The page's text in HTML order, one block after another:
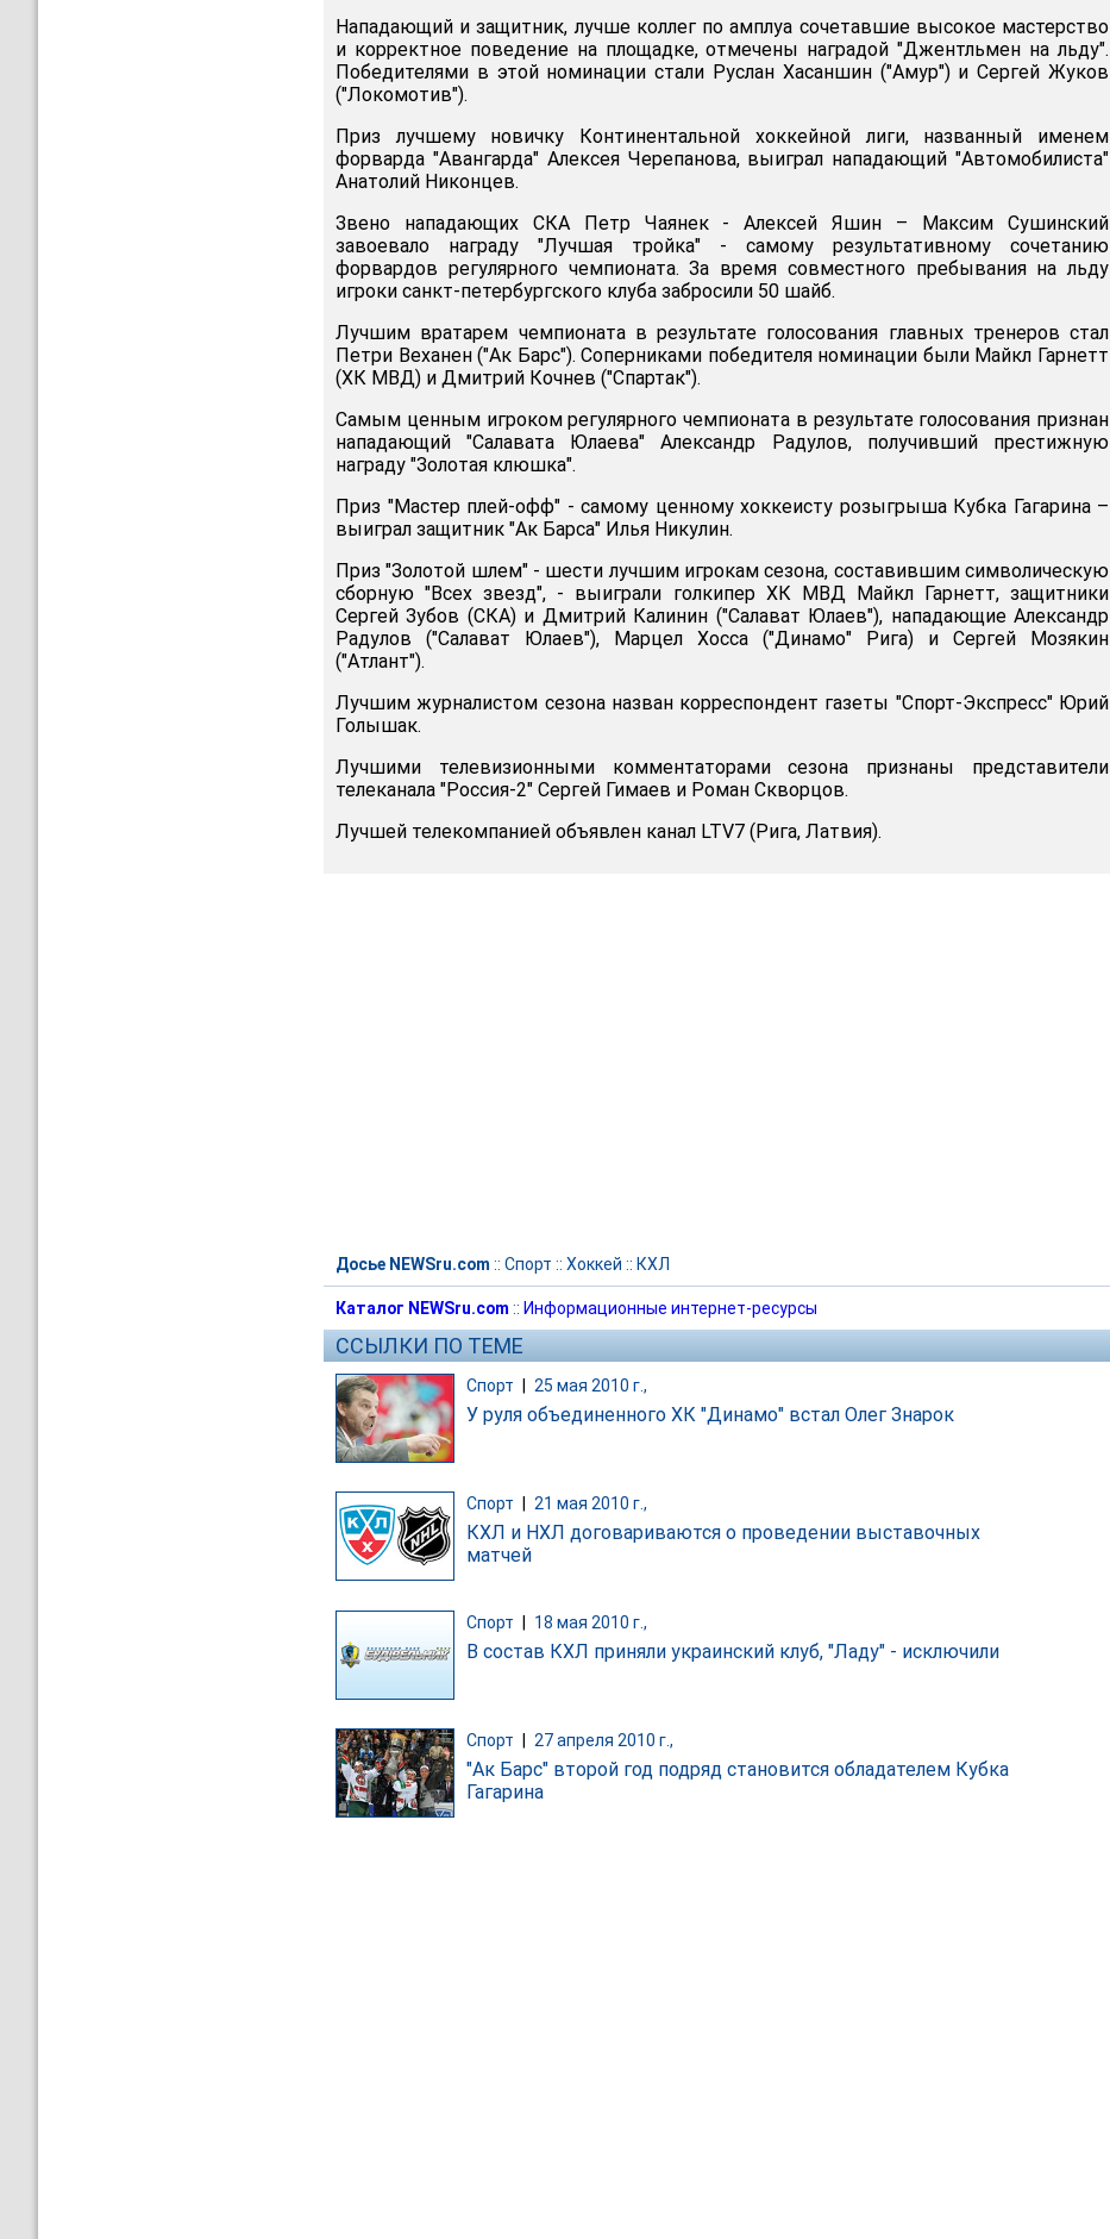
Нападающий и защитник, лучше коллег по амплуа сочетавшие высокое мастерство
и корректное поведение на площадке, отмечены наградой "Джентльмен на льду".
Победителями в этой номинации стали Руслан Хасаншин ("Амур") и Сергей Жуков
("Локомотив").
Приз лучшему новичку Континентальной хоккейной лиги, названный именем
форварда "Авангарда" Алексея Черепанова, выиграл нападающий "Автомобилиста"
Анатолий Никонцев.
Звено нападающих СКА Петр Чаянек - Алексей Яшин – Максим Сушинский
завоевало награду "Лучшая тройка" - самому результативному сочетанию
форвардов регулярного чемпионата. За время совместного пребывания на льду
игроки санкт-петербургского клуба забросили 50 шайб.
Лучшим вратарем чемпионата в результате голосования главных тренеров стал
Петри Веханен ("Ак Барс"). Соперниками победителя номинации были Майкл Гарнетт
(ХК МВД) и Дмитрий Кочнев ("Спартак").
Самым ценным игроком регулярного чемпионата в результате голосования признан
нападающий "Салавата Юлаева" Александр Радулов, получивший престижную
награду "Золотая клюшка".
Приз "Мастер плей-офф" - самому ценному хоккеисту розыгрыша Кубка Гагарина –
выиграл защитник "Ак Барса" Илья Никулин.
Приз "Золотой шлем" - шести лучшим игрокам сезона, составившим символическую
сборную "Всех звезд", - выиграли голкипер ХК МВД Майкл Гарнетт, защитники
Сергей Зубов (СКА) и Дмитрий Калинин ("Салават Юлаев"), нападающие Александр
Радулов ("Салават Юлаев"), Марцел Хосса ("Динамо" Рига) и Сергей Мозякин
("Атлант").
Лучшим журналистом сезона назван корреспондент газеты "Спорт-Экспресс" Юрий
Голышак.
Лучшими телевизионными комментаторами сезона признаны представители
телеканала "Россия-2" Сергей Гимаев и Роман Скворцов.
Лучшей телекомпанией объявлен канал LTV7 (Рига, Латвия).
Досье NEWSru.com :: Спорт :: Хоккей :: КХЛ
Каталог NEWSru.com :: Информационные интернет-ресурсы
ССЫЛКИ ПО ТЕМЕ
Спорт 25 мая 2010 г.,
У руля объединенного ХК "Динамо" встал Олег Знарок
Спорт 21 мая 2010 г.,
КХЛ и НХЛ договариваются о проведении выставочных
матчей
Спорт 18 мая 2010 г.,
В состав КХЛ приняли украинский клуб, "Ладу" - исключили
Спорт 27 апреля 2010 г.,
"Ак Барс" второй год подряд становится обладателем Кубка
Гагарина